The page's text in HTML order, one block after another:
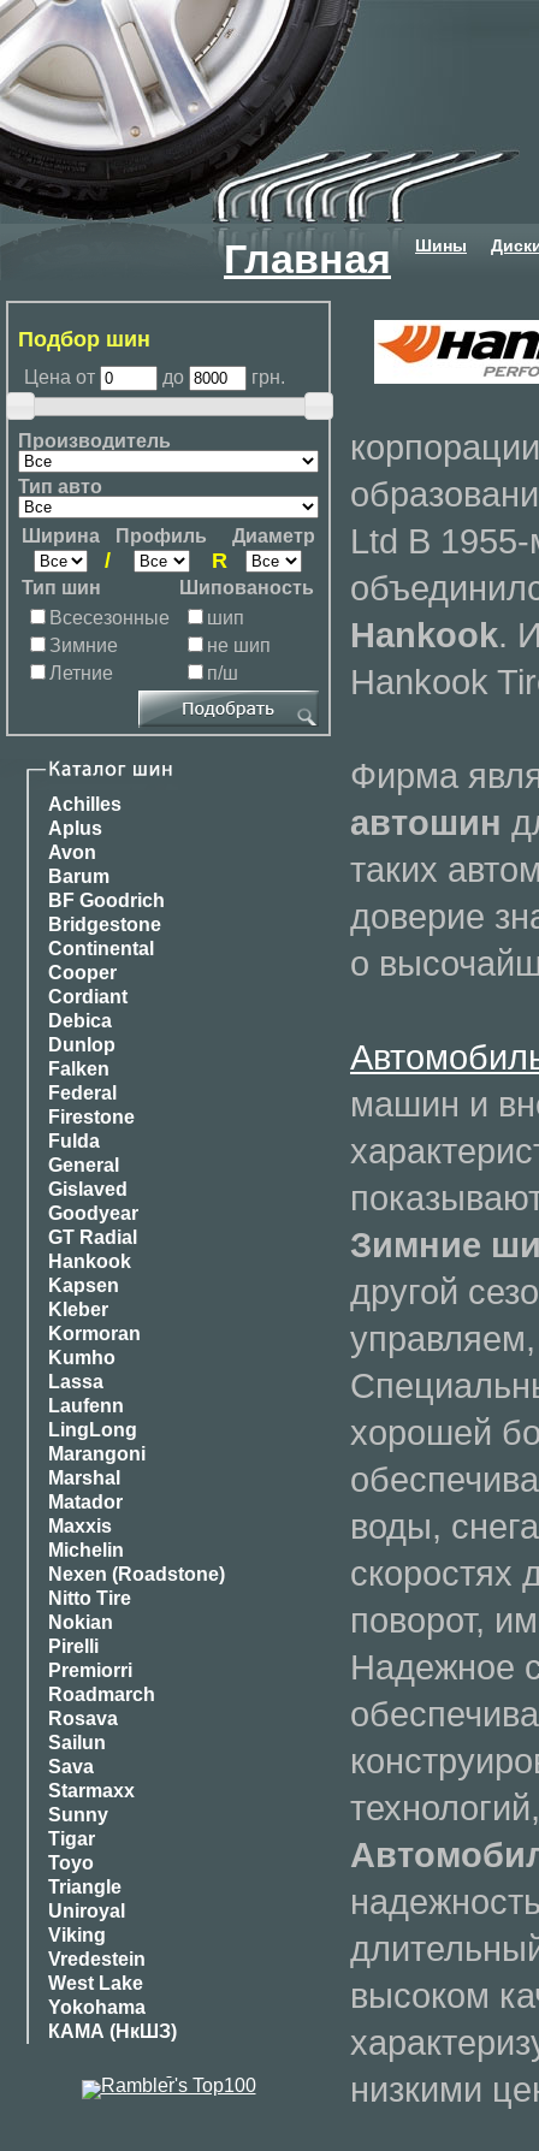
Главная Шины
Подбор шин
Цена от до грн.
Производитель
Тип авто
Ширина Профиль Диаметр
/ R
Тип шин
Шипованость
Всесезонные
Зимние
Летние
шип
не шип
п/ш
Achilles
Aplus
Avon
Barum
BF Goodrich
Bridgestone
Continental
Cooper
Cordiant
Debica
Dunlop
Falken
Federal
Firestone
Fulda
General
Gislaved
Goodyear
GT Radial
Hankook
Kapsen
Kleber
Kormoran
Kumho
Lassa
Laufenn
LingLong
Marangoni
Marshal
Matador
Maxxis
Michelin
Nexen (Roadstone)
Nitto Tire
Nokian
Pirelli
Premiorri
Roadmarch
Rosava
Sailun
Sava
Starmaxx
Sunny
Tigar
Toyo
Triangle
Uniroyal
Viking
Vredestein
West Lake
Yokohama
КАМА (НкШЗ)
Ltd В 1955-
Hankook.
Hankook
Фирма
автошин
таких
доверие
о
машин и
Зимние
другой
хорошей
воды,
скоростях
поворот,
Надежное
высоком
низкими